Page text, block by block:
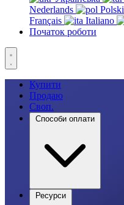
Nederlands
Polski
Français
Italiano
Початок роботи
Купити
Продаю
Своп.
Способи оплати
Ресурси